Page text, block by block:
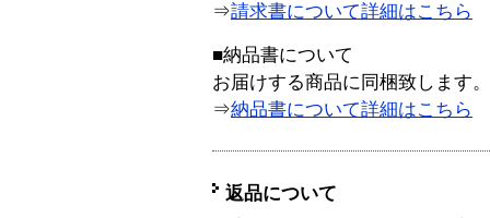
⇒請求書について詳細はこちら
■納品書について
お届けする商品に同梱致します。
⇒納品書について詳細はこちら
返品について